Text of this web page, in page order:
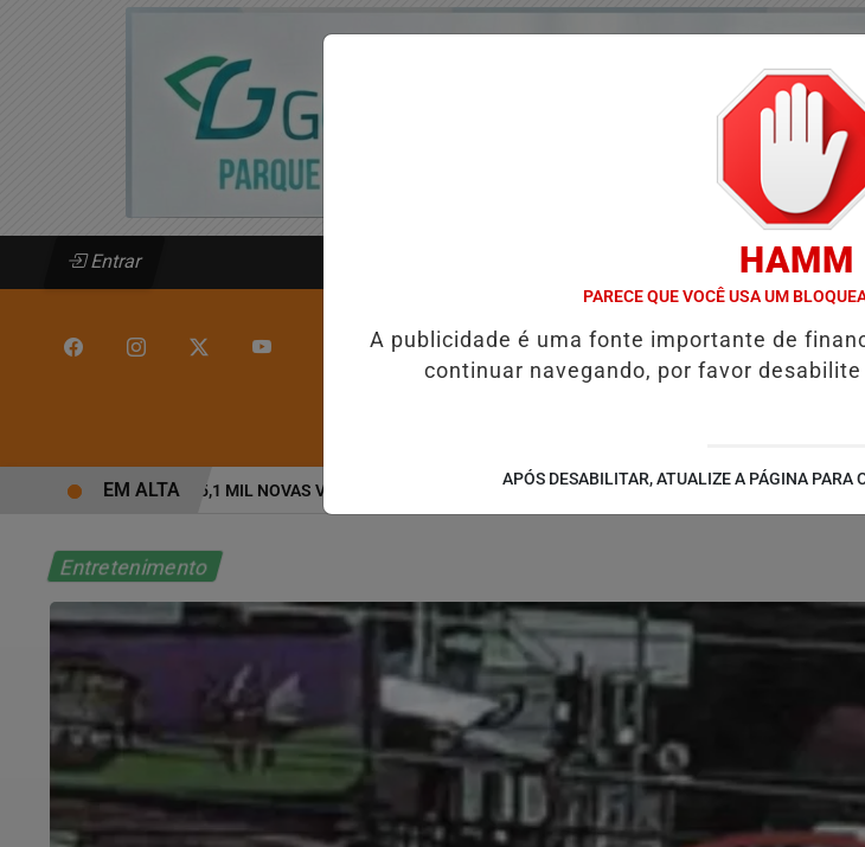
Entrar
AGEHAB ABRE 5,1 MIL NOVAS VAGAS DO ALUGUEL SOCIAL EM 40 MUNICÍPIOS GOVERNO DE GOIÁS
EM ALTA
Entretenimento
HAMM
PARECE QUE VOCÊ USA UM
A publicidade é uma fonte importante de
continuar navegando, por favor
APÓS DESABILITAR, ATUALIZE A PÁGINA PARA